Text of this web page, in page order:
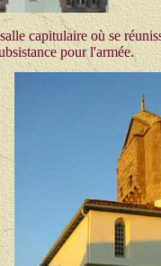
capitulaire où se
pour l'armée.